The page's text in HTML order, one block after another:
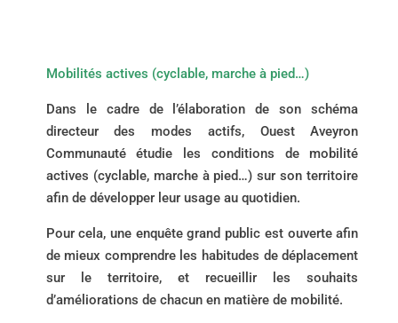
Mobilités actives (cyclable, marche à pied…)
Dans le cadre de l’élaboration de son schéma
directeur des modes actifs, Ouest Aveyron
Communauté étudie les conditions de mobilité
actives (cyclable, marche à pied…) sur son territoire
afin de développer leur usage au quotidien.
Pour cela, une enquête grand public est ouverte afin
de mieux comprendre les habitudes de déplacement
sur le territoire, et recueillir les souhaits
d’améliorations de chacun en matière de mobilité.